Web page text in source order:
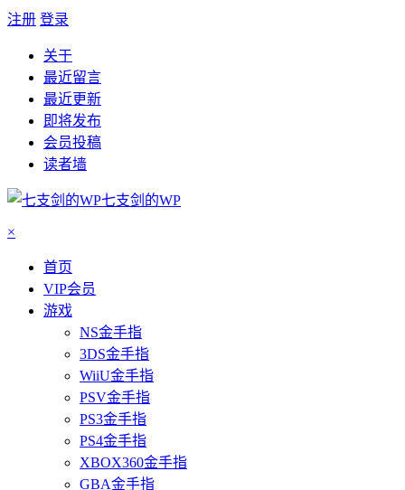
注册 登录
关于
最近留言
最近更新
即将发布
会员投稿
读者墙
七支剑的WP
×
首页
VIP会员
游戏
NS金手指
3DS金手指
WiiU金手指
PSV金手指
PS3金手指
PS4金手指
XBOX360金手指
GBA金手指